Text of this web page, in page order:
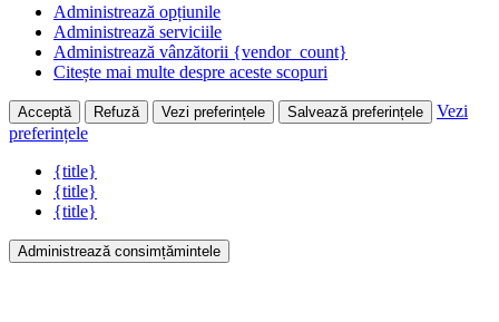
Administrează opțiunile
Administrează serviciile
Administrează vânzătorii {vendor_count}
Citește mai multe despre aceste scopuri
Acceptă Refuză Vezi preferințele Salvează preferințele
Vezi
preferințele
{title}
{title}
{title}
Administrează consimțămintele